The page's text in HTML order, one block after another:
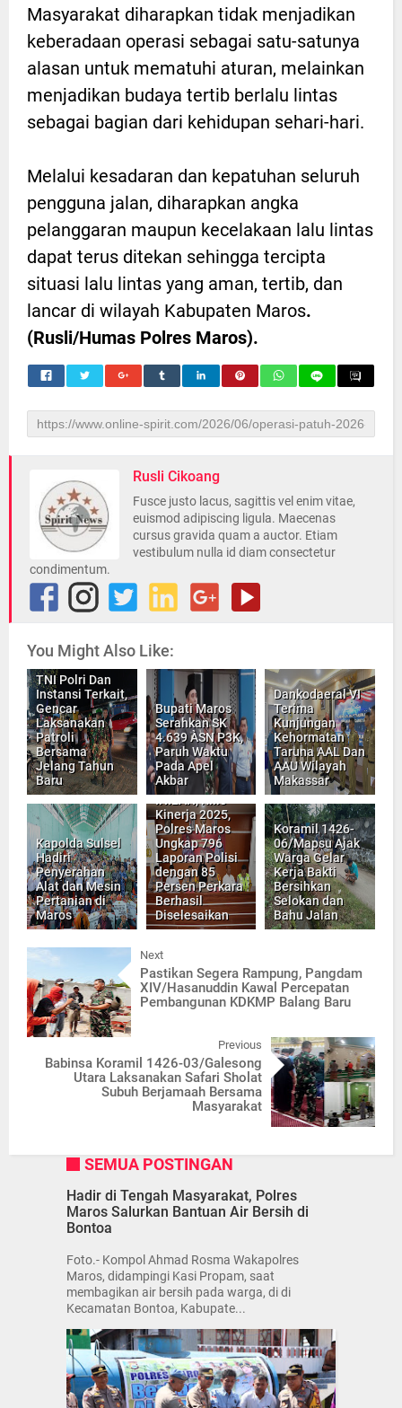
Masyarakat diharapkan tidak menjadikan
keberadaan operasi sebagai satu-satunya
alasan untuk mematuhi aturan, melainkan
menjadikan budaya tertib berlalu lintas
sebagai bagian dari kehidupan sehari-hari.
Melalui kesadaran dan kepatuhan seluruh
pengguna jalan, diharapkan angka
pelanggaran maupun kecelakaan lalu lintas
dapat terus ditekan sehingga tercipta
situasi lalu lintas yang aman, tertib, dan
lancar di wilayah Kabupaten Maros.
(Rusli/Humas Polres Maros).
Rusli Cikoang
Fusce justo lacus, sagittis vel enim vitae,
euismod adipiscing ligula. Maecenas
cursus gravida quam a auctor. Etiam
vestibulum nulla id diam consectetur
condimentum.
You Might Also Like:
TNI Polri Dan
Instansi Terkait,
Gencar
Laksanakan
Patroli
Bersama
Jelang Tahun
Baru
Bupati Maros
Serahkan SK
4.639 ÀSN P3K,
Paruh Waktu
Pada Apel
Akbar
Dankodaeral VI
Terima
Kunjungan
Kehormatan
Taruna AAL Dan
AAU Wilayah
Makassar
Kapolda Sulsel
Hadiri
Penyerahan
Alat dan Mesin
Pertanian di
Maros
Kinerja 2025,
Polres Maros
Ungkap 796
Laporan Polisi
dengan 85
Persen Perkara
Berhasil
Diselesaikan
Koramil 1426-
06/Mapsu Ajak
Warga Gelar
Kerja Bakti
Bersihkan
Selokan dan
Bahu Jalan
Next
Pastikan Segera Rampung, Pangdam
XIV/Hasanuddin Kawal Percepatan
Pembangunan KDKMP Balang Baru
Previous
Babinsa Koramil 1426-03/Galesong
Utara Laksanakan Safari Sholat
Subuh Berjamaah Bersama
Masyarakat
SEMUA POSTINGAN
Hadir di Tengah Masyarakat, Polres
Maros Salurkan Bantuan Air Bersih di
Bontoa
Foto.- Kompol Ahmad Rosma Wakapolres
Maros, didampingi Kasi Propam, saat
membagikan air bersih pada warga, di di
Kecamatan Bontoa, Kabupate...